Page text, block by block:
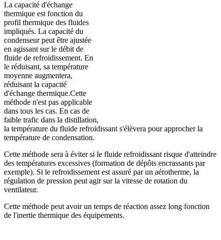
La capacité d'échange
thermique est fonction du
profil thermique des fluides
impliqués. La capacité du
condenseur peut être ajustée
en agissant sur le débit de
fluide de refroidissement. En
le réduisant, sa température
moyenne augmentera,
réduisant la capacité
d'échange thermique.Cette
méthode n'est pas applicable
dans tous les cas. En cas de
faible trafic dans la distillation,
la température du fluide refroidissant s'élèvera pour approcher la
température de condensation.
Cette méthode sera à éviter si le fluide refroidissant risque d'atteindre
des températures excessives (formation de dépôts encrassants par
exemple). Si le refroidissement est assuré par un aérotherme, la
régulation de pression peut agir sur la vitesse de rotation du
ventilateur.
Cette méthode peut avoir un temps de réaction assez long fonction
de l'inertie thermique des équipements.